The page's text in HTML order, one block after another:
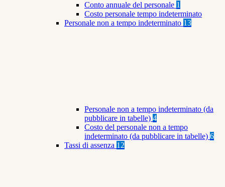
Conto annuale del personale 1
Costo personale tempo indeterminato
Personale non a tempo indeterminato 13
Personale non a tempo indeterminato (da
pubblicare in tabelle) 4
Costo del personale non a tempo
indeterminato (da pubblicare in tabelle) 6
Tassi di assenza 12